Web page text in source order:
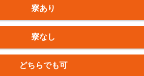
寮あり
寮なし
どちらでも可